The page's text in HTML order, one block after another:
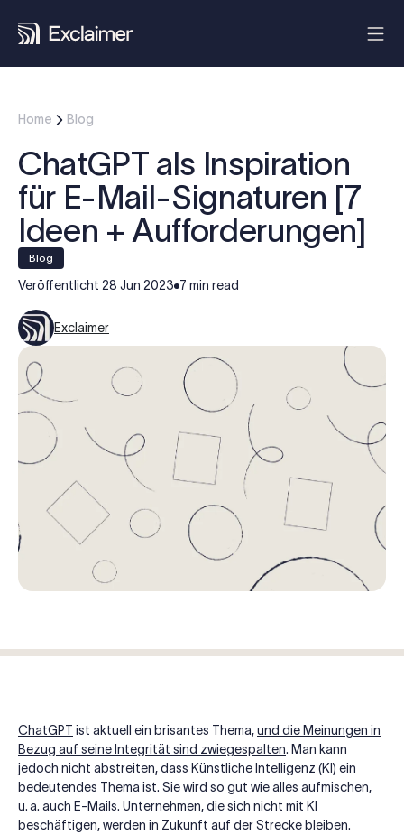
Home Blog
ChatGPT als Inspiration
für E-Mail-Signaturen [7
Ideen + Aufforderungen]
blog
Veröffentlicht 28 Jun 2023 7 min read
Exclaimer
ChatGPT ist aktuell ein brisantes Thema,und die Meinungen in
Bezug auf seine Integrität sind zwiegespalten. Man kann
jedoch nicht abstreiten, dass Künstliche Intelligenz (KI) ein
bedeutendes Thema ist. Sie wird so gut wie alles aufmischen,
u. a. auch E-Mails. Unternehmen, die sich nicht mit KI
beschäftigen, werden in Zukunft auf der Strecke bleiben.